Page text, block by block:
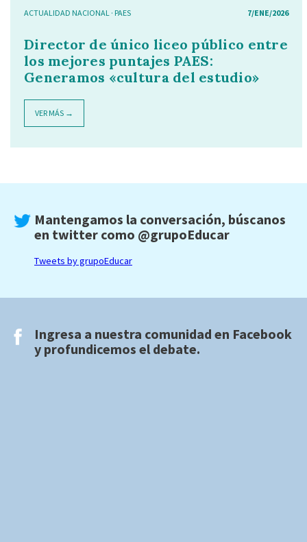
ACTUALIDAD NACIONAL · PAES 7/ENE/2026
Director de único liceo público entre
los mejores puntajes PAES:
Generamos «cultura del estudio»
VER MÁS →
Mantengamos la conversación, búscanos
en twitter como @grupoEducar
Tweets by grupoEducar
Ingresa a nuestra comunidad en Facebook
y profundicemos el debate.